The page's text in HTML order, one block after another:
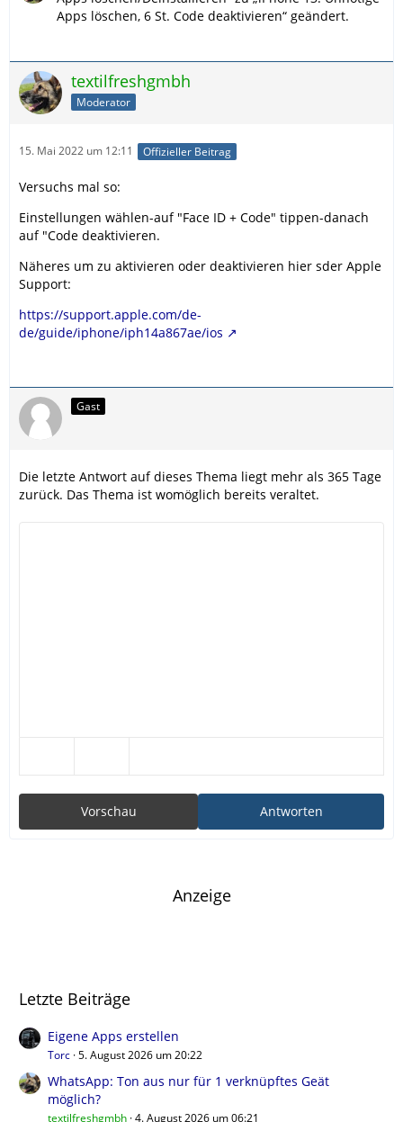
Apps löschen, 6 St. Code deaktivieren“ geändert.
textilfreshgmbh
Moderator
15. Mai 2022 um 12:11 Offizieller Beitrag
Versuchs mal so:
Einstellungen wählen-auf "Face ID + Code" tippen-danach
auf "Code deaktivieren.
Näheres um zu aktivieren oder deaktivieren hier sder Apple
Support:
https://support.apple.com/de-
de/guide/iphone/iph14a867ae/ios
Gast
Die letzte Antwort auf dieses Thema liegt mehr als 365 Tage
zurück. Das Thema ist womöglich bereits veraltet.
Antworten
Vorschau
Anzeige
Letzte Beiträge
Eigene Apps erstellen
Torc 5. August 2026 um 20:22
WhatsApp: Ton aus nur für 1 verknüpftes Geät
möglich?
textilfreshgmbh 4. August 2026 um 06:21